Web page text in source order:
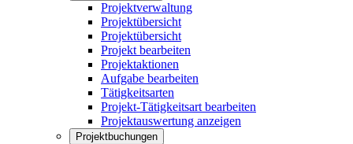
Projektverwaltung
Projektübersicht
Projektübersicht
Projekt bearbeiten
Projektaktionen
Aufgabe bearbeiten
Tätigkeitsarten
Projekt-Tätigkeitsart bearbeiten
Projektauswertung anzeigen
Projektbuchungen